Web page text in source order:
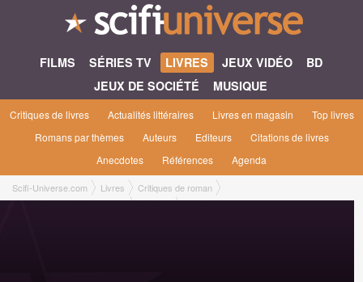
FILMS SÉRIES TV LIVRES JEUX VIDÉO
BD
JEUX DE SOCIÉTÉ
MUSIQUE
Critiques de livres Actualités littéraires Livres en magasin
Top livres
Romans par thèmes
Auteurs Editeurs
Citations de livres
Anecdotes
Références Agenda
Scifi-Universe.com Livres
Critiques de roman
En attendant l'année dernière
Manu B.